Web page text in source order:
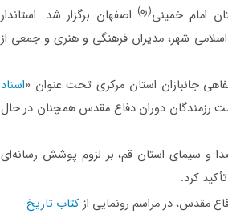
امام خمینی(ره) اصفهان برگزار شد. استاندار
شهر، مدیران فرهنگی و هنری و جمعی از
جانبازان استان مرکزی تحت عنوان «اسناد
رزمندگان دوران دفاع مقدس همچنان در حال
و سیمای استان قم، بر لزوم پوشش رسانه‌ای
کرد.
مقدس، در مراسم رونمایی ازکتاب تاریخ